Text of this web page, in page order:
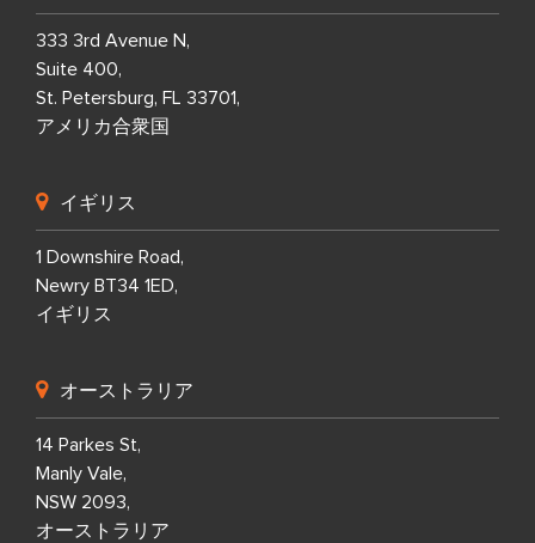
333 3rd Avenue N,
Suite 400,
St. Petersburg, FL 33701,
アメリカ合衆国
イギリス
1 Downshire Road,
Newry BT34 1ED,
イギリス
オーストラリア
14 Parkes St,
Manly Vale,
NSW 2093,
オーストラリア